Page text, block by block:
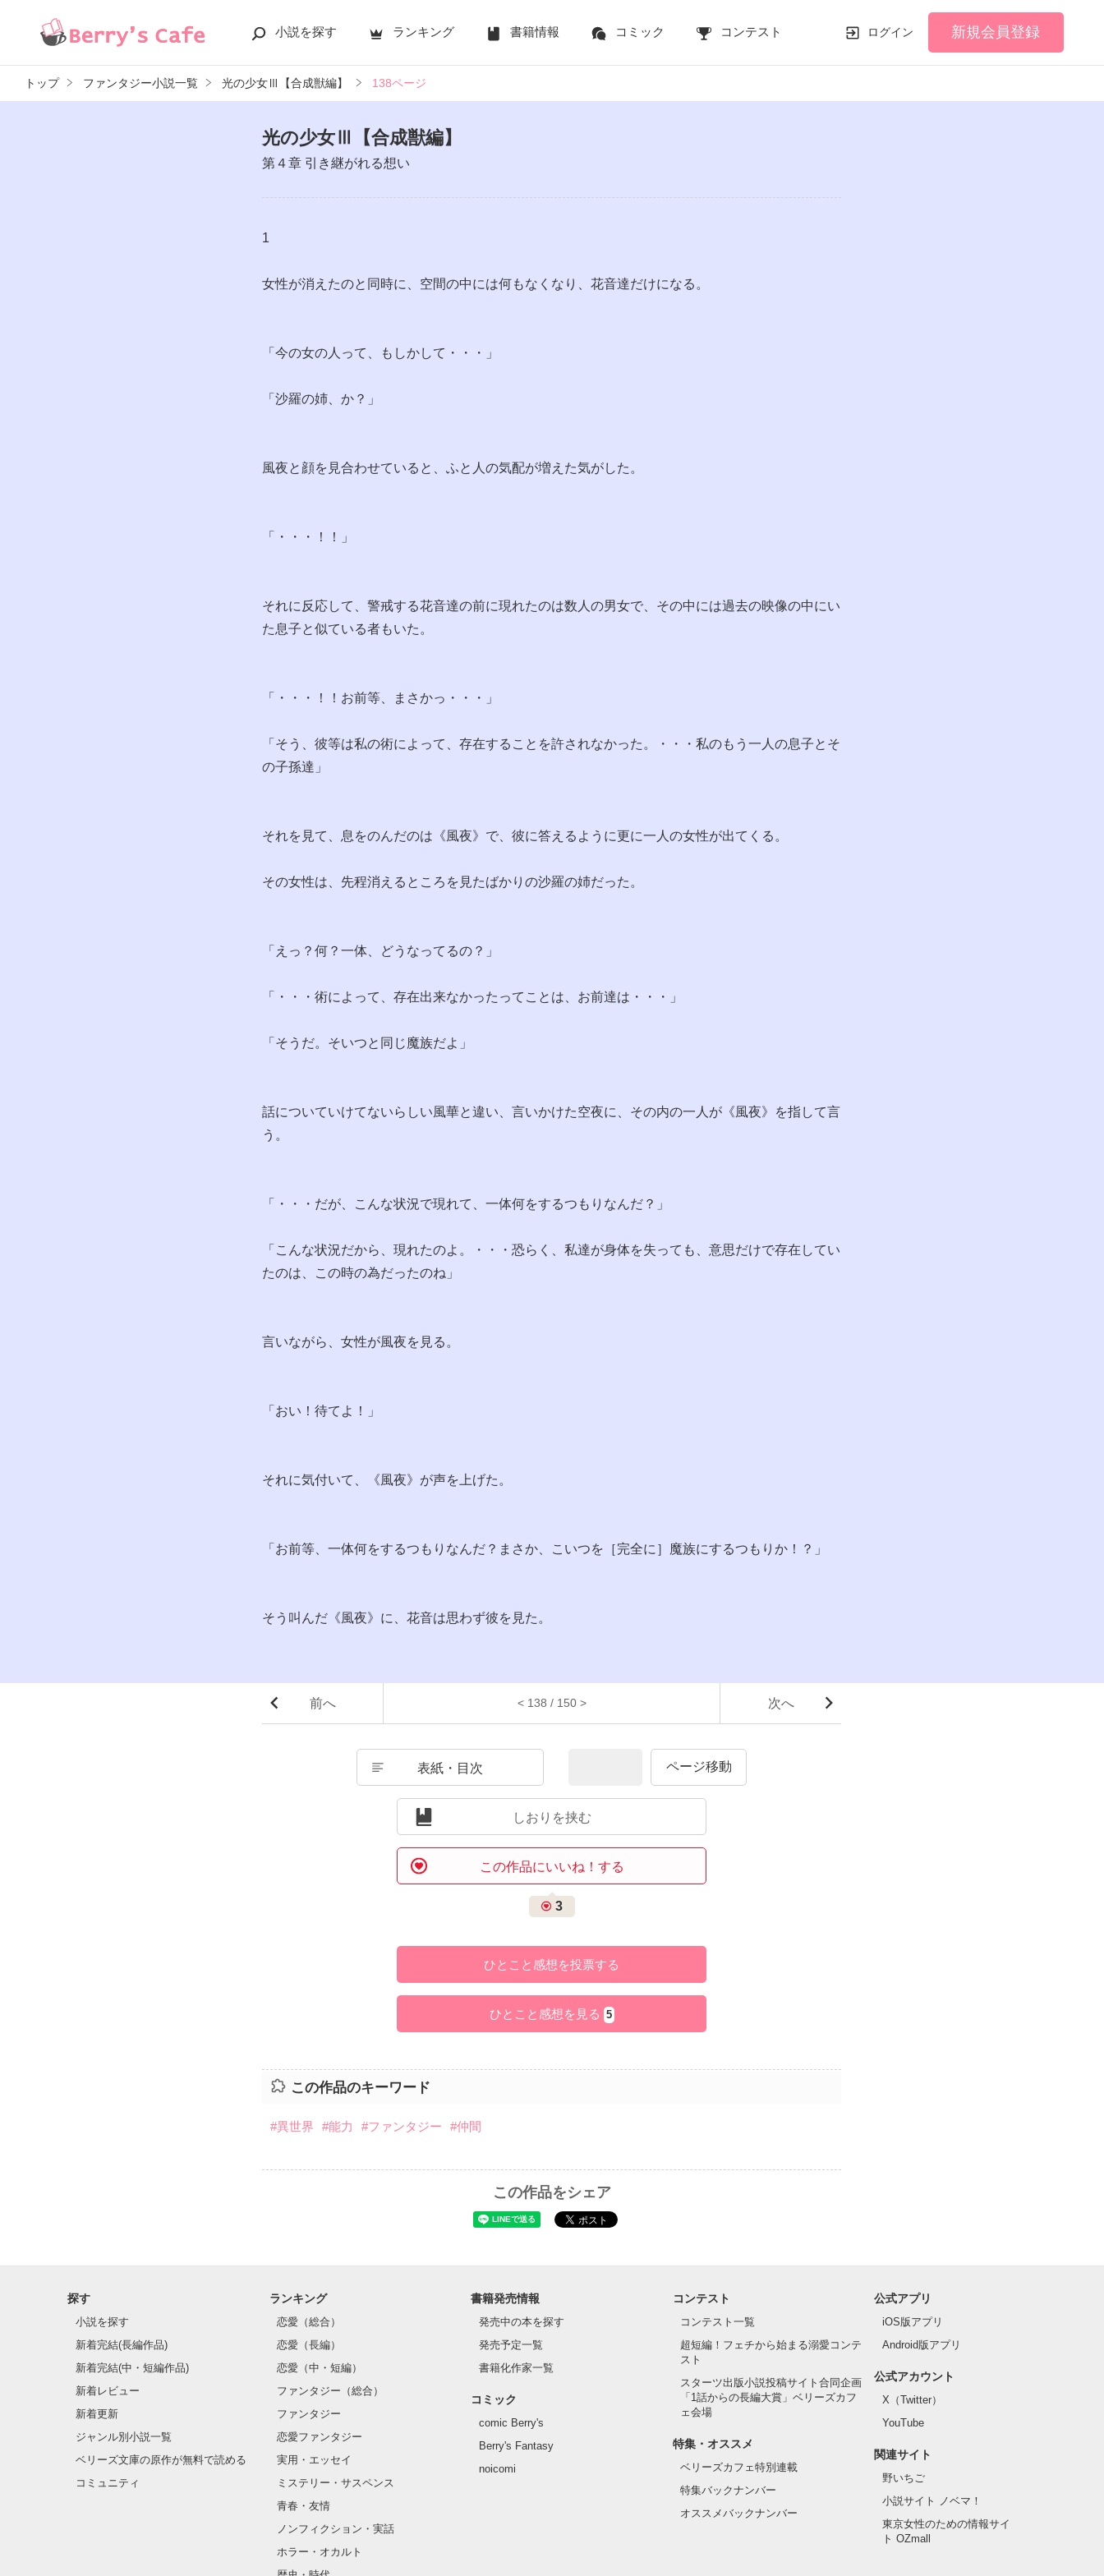
小説を探す ランキング 書籍情報 コミック コンテスト ログイン 新規会員登録
トップ ファンタジー小説一覧 光の少女Ⅲ【合成獣編】 138ページ
光の少女Ⅲ【合成獣編】
第４章 引き継がれる想い
1
女性が消えたのと同時に、空間の中には何もなくなり、花音達だけになる。
「今の女の人って、もしかして・・・」
「沙羅の姉、か？」
風夜と顔を見合わせていると、ふと人の気配が増えた気がした。
「・・・！！」
それに反応して、警戒する花音達の前に現れたのは数人の男女で、その中には過去の映像の中にい
た息子と似ている者もいた。
「・・・！！お前等、まさかっ・・・」
「そう、彼等は私の術によって、存在することを許されなかった。・・・私のもう一人の息子とそ
の子孫達」
それを見て、息をのんだのは《風夜》で、彼に答えるように更に一人の女性が出てくる。
その女性は、先程消えるところを見たばかりの沙羅の姉だった。
「えっ？何？一体、どうなってるの？」
「・・・術によって、存在出来なかったってことは、お前達は・・・」
「そうだ。そいつと同じ魔族だよ」
話についていけてないらしい風華と違い、言いかけた空夜に、その内の一人が《風夜》を指して言
う。
「・・・だが、こんな状況で現れて、一体何をするつもりなんだ？」
「こんな状況だから、現れたのよ。・・・恐らく、私達が身体を失っても、意思だけで存在してい
たのは、この時の為だったのね」
言いながら、女性が風夜を見る。
「おい！待てよ！」
それに気付いて、《風夜》が声を上げた。
「お前等、一体何をするつもりなんだ？まさか、こいつを［完全に］魔族にするつもりか！？」
そう叫んだ《風夜》に、花音は思わず彼を見た。
前へ < 138 / 150 > 次へ
表紙・目次
しおりを挟む
この作品にいいね！する
3
ひとこと感想を投票する
ひとこと感想を見る 5
この作品のキーワード
#異世界 #能力 #ファンタジー #仲間
この作品をシェア
探す
小説を探す
新着完結(長編作品)
新着完結(中・短編作品)
新着レビュー
新着更新
ジャンル別小説一覧
ベリーズ文庫の原作が無料で読める
コミュニティ
ランキング
恋愛（総合）
恋愛（長編）
恋愛（中・短編）
ファンタジー（総合）
ファンタジー
恋愛ファンタジー
実用・エッセイ
ミステリー・サスペンス
青春・友情
ノンフィクション・実話
ホラー・オカルト
書籍発売情報
発売中の本を探す
発売予定一覧
書籍化作家一覧
コミック
comic Berry's
Berry's Fantasy
noicomi
コンテスト
コンテスト一覧
超短編！フェチから始まる溺愛コンテ
スト
スターツ出版小説投稿サイト合同企画
「1話からの長編大賞」ベリーズカフ
ェ会場
特集・オススメ
ベリーズカフェ特別連載
特集バックナンバー
オススメバックナンバー
公式アプリ
iOS版アプリ
Android版アプリ
公式アカウント
X（Twitter）
YouTube
関連サイト
野いちご
小説サイト ノベマ！
東京女性のための情報サイ
ト OZmall